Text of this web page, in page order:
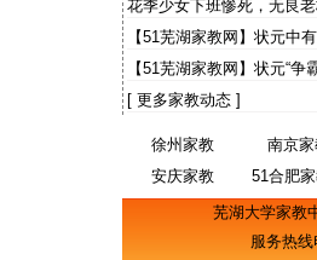
花季少女下班惨死，无良
猫猫，天理何在？国法何
【51芜湖家教网】状元中
来自农村
【51芜湖家教网】状元“争
意义
[ 更多家教动态 ]
徐州家教 南京
安庆家教
51合肥
芜湖大学家教
服务热线